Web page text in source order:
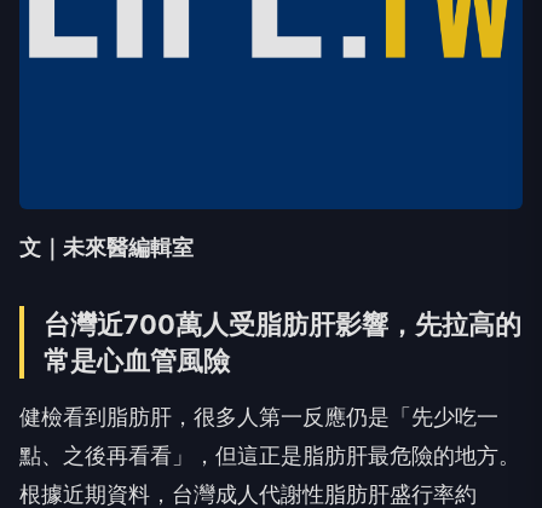
文｜未來醫編輯室
台灣近700萬人受脂肪肝影響，先拉高的
常是心血管風險
健檢看到脂肪肝，很多人第一反應仍是「先少吃一
點、之後再看看」，但這正是脂肪肝最危險的地方。
根據近期資料，台灣成人代謝性脂肪肝盛行率約